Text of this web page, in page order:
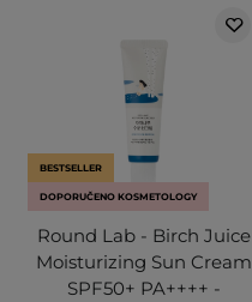
BESTSELLER
DOPORUČENO KOSMETOLOGY
Round Lab - Birch Juice
Moisturizing Sun Cream
SPF50+ PA++++ -